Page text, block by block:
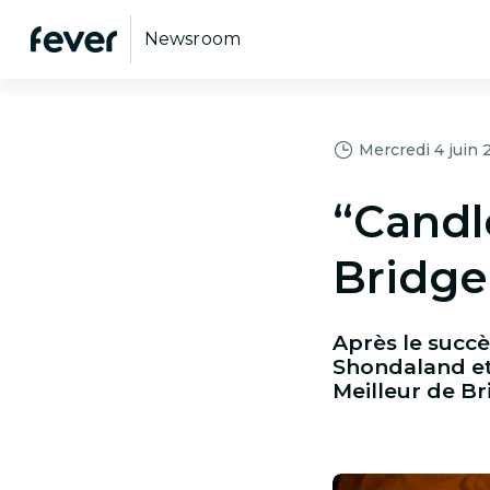
Newsroom
Mercredi 4 juin
Après le
Shondaland
Meilleur de